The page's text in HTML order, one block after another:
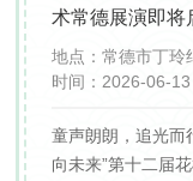
术常德展演即将
地点： 常德市丁玲
时间： 2026-06-
童声朗朗，追光
向未来”第十二届